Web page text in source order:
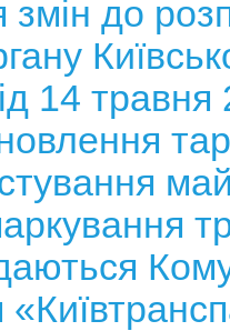
до
14